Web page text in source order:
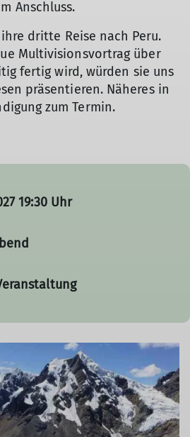
Anschluss.
dritte Reise nach Peru.
Multivisionsvortrag über
fertig wird, würden sie uns
präsentieren. Näheres in
zum Termin.
19:30 Uhr